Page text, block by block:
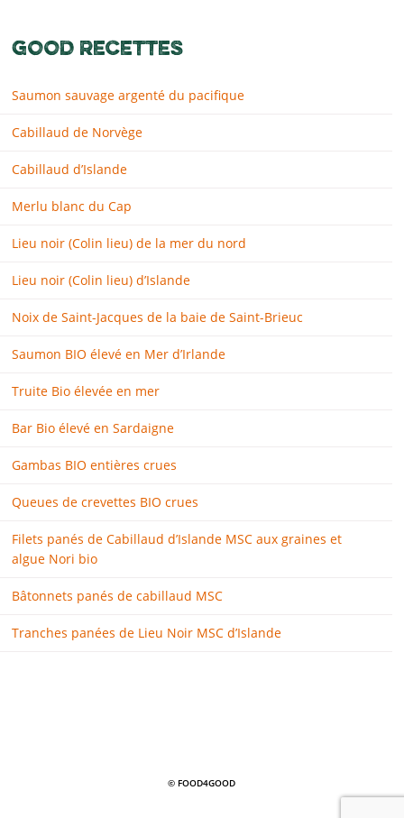
GOOD RECETTES
Saumon sauvage argenté du pacifique
Cabillaud de Norvège
Cabillaud d’Islande
Merlu blanc du Cap
Lieu noir (Colin lieu) de la mer du nord
Lieu noir (Colin lieu) d’Islande
Noix de Saint-Jacques de la baie de Saint-Brieuc
Saumon BIO élevé en Mer d’Irlande
Truite Bio élevée en mer
Bar Bio élevé en Sardaigne
Gambas BIO entières crues
Queues de crevettes BIO crues
Filets panés de Cabillaud d’Islande MSC aux graines et
algue Nori bio
Bâtonnets panés de cabillaud MSC
Tranches panées de Lieu Noir MSC d’Islande
© FOOD4GOOD